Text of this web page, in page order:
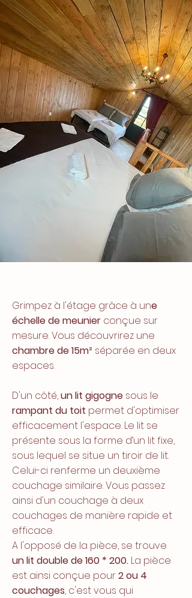
Grimpez à l'étage grâce à une
échelle de meunier conçue sur
mesure. Vous découvrirez une
chambre de 15m² séparée en deux
espaces.
D'un côté,un lit gigogne sous le
rampant du toit permet d'optimiser
efficacement l'espace. Le lit se
présente sous la forme d’un lit fixe,
sous lequel se situe un tiroir de lit.
Celui-ci renferme un deuxième
couchage similaire. Vous passez
ainsi d'un couchage à deux
couchages de manière rapide et
efficace.
A l'opposé de la pièce, se trouve
un lit double de 160 * 200. La pièce
est ainsi conçue pour2 ou 4
couchages, c'est vous qui